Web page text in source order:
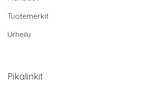
Tuotemerkit
Urheilu
Pikalinkit